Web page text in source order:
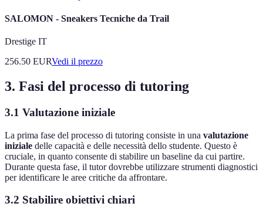
SALOMON - Sneakers Tecniche da Trail
Drestige IT
256.50 EURVedi il prezzo
3. Fasi del processo di tutoring
3.1 Valutazione iniziale
La prima fase del processo di tutoring consiste in una valutazione
iniziale delle capacità e delle necessità dello studente. Questo è
cruciale, in quanto consente di stabilire un baseline da cui partire.
Durante questa fase, il tutor dovrebbe utilizzare strumenti diagnostici
per identificare le aree critiche da affrontare.
3.2 Stabilire obiettivi chiari